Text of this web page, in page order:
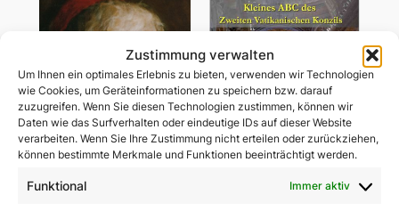
Zustimmung verwalten
Um Ihnen ein optimales Erlebnis zu bieten, verwenden wir Technologien
wie Cookies, um Geräteinformationen zu speichern bzw. darauf
zuzugreifen. Wenn Sie diesen Technologien zustimmen, können wir
Daten wie das Surfverhalten oder eindeutige IDs auf dieser Website
verarbeiten. Wenn Sie Ihre Zustimmung nicht erteilen oder zurückziehen,
können bestimmte Merkmale und Funktionen beeinträchtigt werden.
Funktional Immer aktiv